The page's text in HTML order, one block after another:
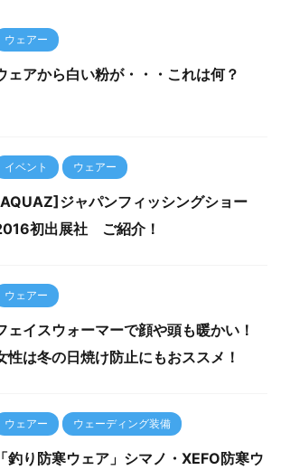
ウェアー
ェアから白い粉が・・・これは何？
イベント ウェアー
ジャパンフィッシングショー
初出展社 ご紹介！
ウェアー
ェイスウォーマーで顔や頭も暖かい！
性は冬の日焼け防止にもおススメ！
ウェアー ウェーディング装備
「釣り防寒ウェア」シマノ・XEFO防寒ウ